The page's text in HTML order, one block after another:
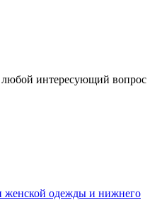
интересующий вопрос
женской одежды и нижнего